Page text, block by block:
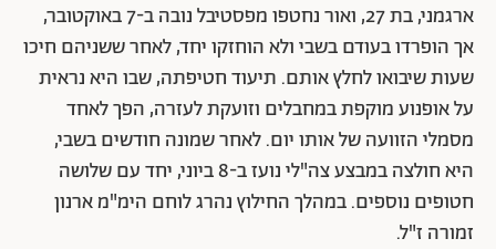
ארגמני, בת 27, ואור נחטפו מפסטיבל נובה ב-7 באוקטובר,
אך הופרדו בעודם בשבי ולא הוחזקו יחד, לאחר ששניהם חיכו
שעות שיבואו לחלץ אותם. תיעוד חטיפתה, שבו היא נראית
על אופנוע מוקפת במחבלים וזועקת לעזרה, הפך לאחד
מסמלי הזוועה של אותו יום. לאחר שמונה חודשים בשבי,
היא חולצה במבצע צה"לי נועז ב-8 ביוני, יחד עם שלושה
חטופים נוספים. במהלך החילוץ נהרג לוחם הימ"מ ארנון
זמורה ז"ל.